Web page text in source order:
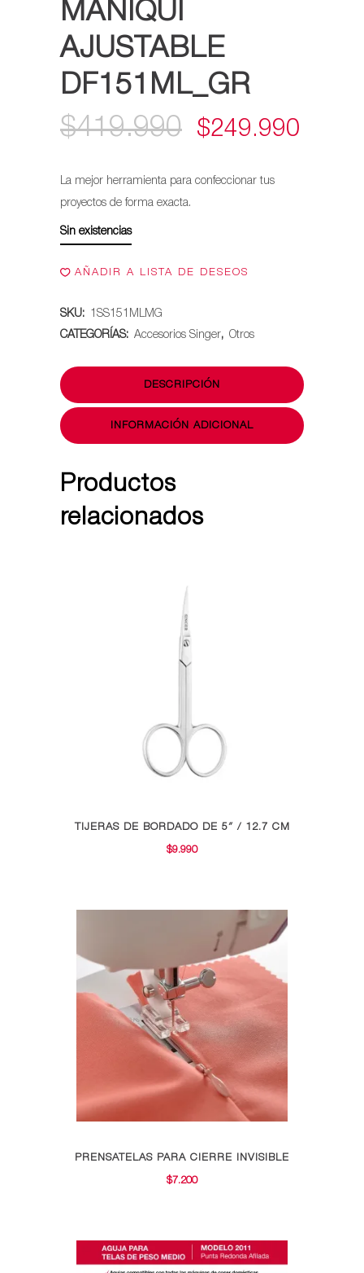
MANIQUÍ
AJUSTABLE
DF151ML_GR
$419.990
EL
$419.990.
$249.990
La mejor herramienta para confeccionar tus
proyectos de forma exacta.
Sin existencias
AÑADIR A LISTA DE DESEOS
SKU:
1SS151MLMG
CATEGORÍAS: Accesorios Singer, Otros
DESCRIPCIÓN
INFORMACIÓN ADICIONAL
Productos
relacionados
TIJERAS DE BORDADO DE 5″ / 12.7 CM
$9.990
PRENSATELAS PARA CIERRE INVISIBLE
$7.200